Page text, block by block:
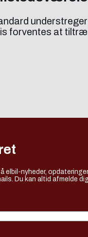
forventes at
elbil-nyheder,
Du kan altid afmelde